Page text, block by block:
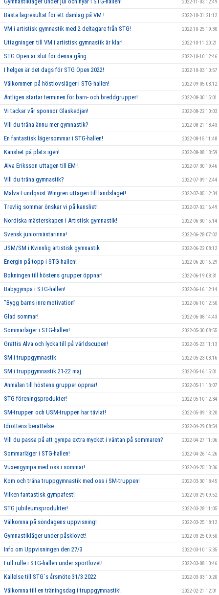
2022-11-03 12:49
Bästa lagresultat för ett damlag på VM ! 2022-10-31 21:12
VM i artistisk gymnastik med 2 deltagare från STG! 2022-10-25 19:30
Uttagningen till VM i artistisk gymnastik är klar! 2022-10-11 20:21
STG Open är slut för denna gång... 2022-10-10 12:46
I helgen är det dags för STG Open 2022! 2022-10-03 10:57
Välkommen på höstlovsläger i STG-hallen! 2022-09-05 08:12
Äntligen startar terminen för barn- och breddgrupper! 2022-08-30 15:01
Vi tackar vår sponsor Glaskedjan! 2022-08-22 10:03
Vill du träna ännu mer gymnastik? 2022-08-21 18:43
En fantastisk lägersommar i STG-hallen! 2022-08-15 11:48
Kansliet på plats igen! 2022-08-08 13:59
Alva Eriksson uttagen till EM ! 2022-07-30 19:46
Vill du träna gymnastik? 2022-07-09 12:44
Malva Lundqvist Wingren uttagen till landslaget! 2022-07-05 12:34
Trevlig sommar önskar vi på kansliet! 2022-07-02 16:49
Nordiska mästerskapen i Artistisk gymnastik! 2022-06-30 15:14
Svensk juniormästarinna! 2022-06-28 07:02
JSM/SM i Kvinnlig artistisk gymnastik 2022-06-22 08:12
Energin på topp i STG-hallen! 2022-06-20 16:29
Bokningen till höstens grupper öppnar! 2022-06-19 08:31
Babygympa i STG-hallen! 2022-06-16 12:14
”Bygg barns inre motivation” 2022-06-10 12:50
Glad sommar! 2022-06-08 14:43
Sommarläger i STG-hallen! 2022-05-30 08:55
Grattis Alva och lycka till på världscupen! 2022-05-23 11:13
SM i truppgymnastik 2022-05-23 08:16
SM i truppgymnastik 21-22 maj 2022-05-16 15:01
Anmälan till höstens grupper öppnar! 2022-05-11 13:07
STG föreningsprodukter! 2022-05-10 12:34
SM-truppen och USM-truppen har tävlat! 2022-05-09 13:20
Idrottens berättelse 2022-04-29 08:54
Vill du passa på att gympa extra mycket i väntan på sommaren? 2022-04-27 11:06
Sommarläger i STG-hallen! 2022-04-26 14:26
Vuxengympa med oss i sommar! 2022-04-25 13:36
Kom och träna truppgymnastik med oss i SM-truppen! 2022-03-30 18:45
Vilken fantastisk gympafest! 2022-03-29 09:52
STG jubileumsprodukter! 2022-03-28 11:05
Välkomna på söndagens uppvisning! 2022-03-25 18:12
Gymnastikläger under påsklovet! 2022-03-25 09:50
Info om Uppvisningen den 27/3 2022-03-10 15:35
Full rulle i STG-hallen under sportlovet! 2022-03-08 10:46
Kallelse till STG´s årsmöte 31/3 2022 2022-03-03 10:20
Välkomna till en träningsdag i truppgymnastik! 2022-02-21 12:01